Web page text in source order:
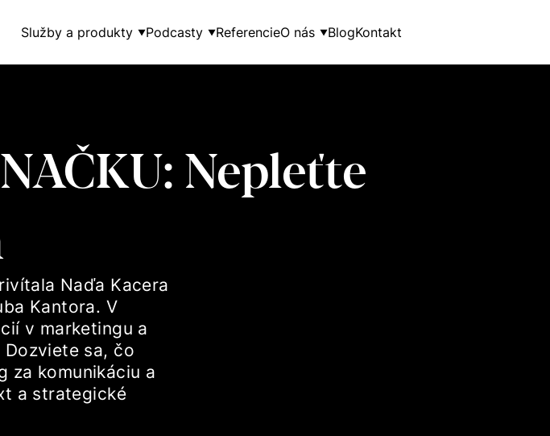
Služby a produkty ▼Podcasty ▼ReferencieO nás ▼BlogKontakt
Nepleťte
Naďa Kacera
Kantora. V
v marketingu a
sa, čo
za komunikáciu a
a strategické